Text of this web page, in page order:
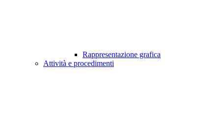
Rappresentazione grafica
Attività e procedimenti